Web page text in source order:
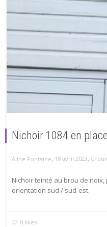
Nichoir 1084 en place
Aline Fontaine, 18 avril 2023,
Nichoir teinté au brou de noix,
orientation sud / sud-est.
0 likes